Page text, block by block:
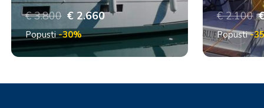
€ 3.800 € 2.660
Popusti-30%
€ 2.100
Popusti-